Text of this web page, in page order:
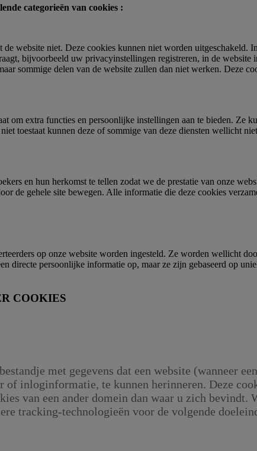
categorieën van cookies :
website niet. Deze cookies kunnen niet worden uitgeschakeld.
bijvoorbeeld uw privacyinstellingen registreren, in de
sommige delen van de website zullen dan niet werken. Deze
om extra functies en persoonlijke instellingen aan te bieden. Ze
toestaat kunnen deze of sommige van deze diensten wellicht
en hun herkomst te tellen zodat we de prestatie van onze
de gehele site bewegen. Alle informatie die deze cookies
op onze website worden ingesteld. Ze worden wellicht
directe persoonlijke informatie op, maar ze zijn gebaseerd op
COOKIES
met gegevens dat een website (wanneer
of inloginformatie, te kunnen herinneren. Deze
van een ander domein dan waar u zich
tracking-technologieën voor de volgende